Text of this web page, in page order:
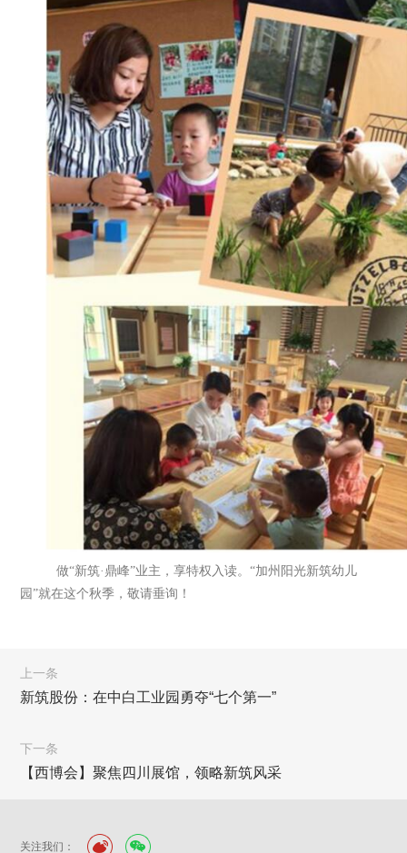
做“新筑·鼎峰”业主，享特权入读。“加州阳光新筑幼儿
园”就在这个秋季，敬请垂询！
上一条
新筑股份：在中白工业园勇夺“七个第一”
下一条
【西博会】聚焦四川展馆，领略新筑风采
关注我们：